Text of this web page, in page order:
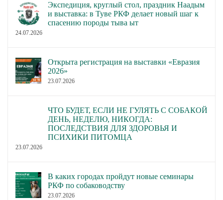
Экспедиция, круглый стол, праздник Наадым
и выставка: в Туве РКФ делает новый шаг к
спасению породы тыва ыт
24.07.2026
Открыта регистрация на выставки «Евразия
2026»
23.07.2026
ЧТО БУДЕТ, ЕСЛИ НЕ ГУЛЯТЬ С СОБАКОЙ
ДЕНЬ, НЕДЕЛЮ, НИКОГДА:
ПОСЛЕДСТВИЯ ДЛЯ ЗДОРОВЬЯ И
ПСИХИКИ ПИТОМЦА
23.07.2026
В каких городах пройдут новые семинары
РКФ по собаководству
23.07.2026